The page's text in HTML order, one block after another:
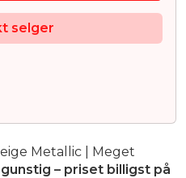
selger
Metallic | Meget
– priset billigst på